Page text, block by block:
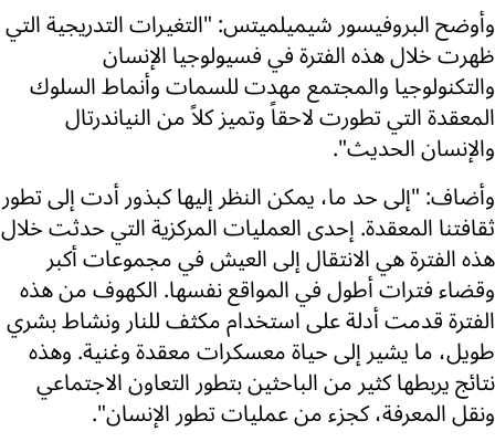
وأوضح البروفيسور شيميلميتس: "التغيرات التدريجية التي
ظهرت خلال هذه الفترة في فسيولوجيا الإنسان
والتكنولوجيا والمجتمع مهدت للسمات وأنماط السلوك
المعقدة التي تطورت لاحقاً وتميز كلاً من النياندرتال
والإنسان الحديث".
وأضاف: "إلى حد ما، يمكن النظر إليها كبذور أدت إلى تطور
ثقافتنا المعقدة. إحدى العمليات المركزية التي حدثت خلال
هذه الفترة هي الانتقال إلى العيش في مجموعات أكبر
وقضاء فترات أطول في المواقع نفسها. الكهوف من هذه
الفترة قدمت أدلة على استخدام مكثف للنار ونشاط بشري
طويل، ما يشير إلى حياة معسكرات معقدة وغنية. وهذه
نتائج يربطها كثير من الباحثين بتطور التعاون الاجتماعي
ونقل المعرفة، كجزء من عمليات تطور الإنسان".